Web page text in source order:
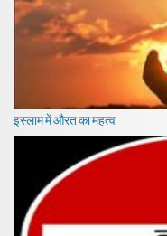
इस्लाम में औरत का महत्व